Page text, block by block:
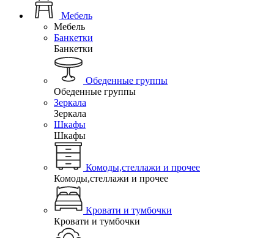
Мебель
Мебель
Банкетки
Банкетки
Обеденные группы
Обеденные группы
Зеркала
Зеркала
Шкафы
Шкафы
Комоды,стеллажи и прочее
Комоды,стеллажи и прочее
Кровати и тумбочки
Кровати и тумбочки